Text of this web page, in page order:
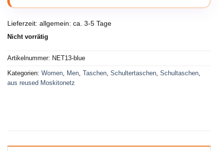
Lieferzeit: allgemein: ca. 3-5 Tage
Nicht vorrätig
Artikelnummer: NET13-blue
Kategorien: Women, Men, Taschen, Schultertaschen, Schultaschen,
aus reused Moskitonetz